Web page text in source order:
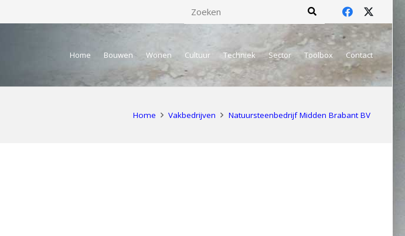
Home Bouwen Wonen Cultuur Techniek Sector Toolbox Contact
Home Vakbedrijven Natuursteenbedrijf Midden Brabant BV